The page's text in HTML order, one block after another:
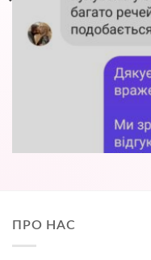
ПРО НАС